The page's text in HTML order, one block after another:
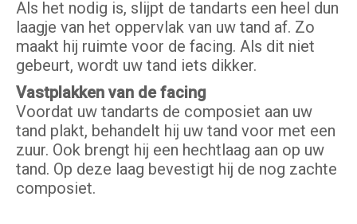
Als het nodig is, slijpt de tandarts een heel dun
laagje van het oppervlak van uw tand af. Zo
maakt hij ruimte voor de facing. Als dit niet
gebeurt, wordt uw tand iets dikker.
Vastplakken van de facing
Voordat uw tandarts de composiet aan uw
tand plakt, behandelt hij uw tand voor met een
zuur. Ook brengt hij een hechtlaag aan op uw
tand. Op deze laag bevestigt hij de nog zachte
composiet.